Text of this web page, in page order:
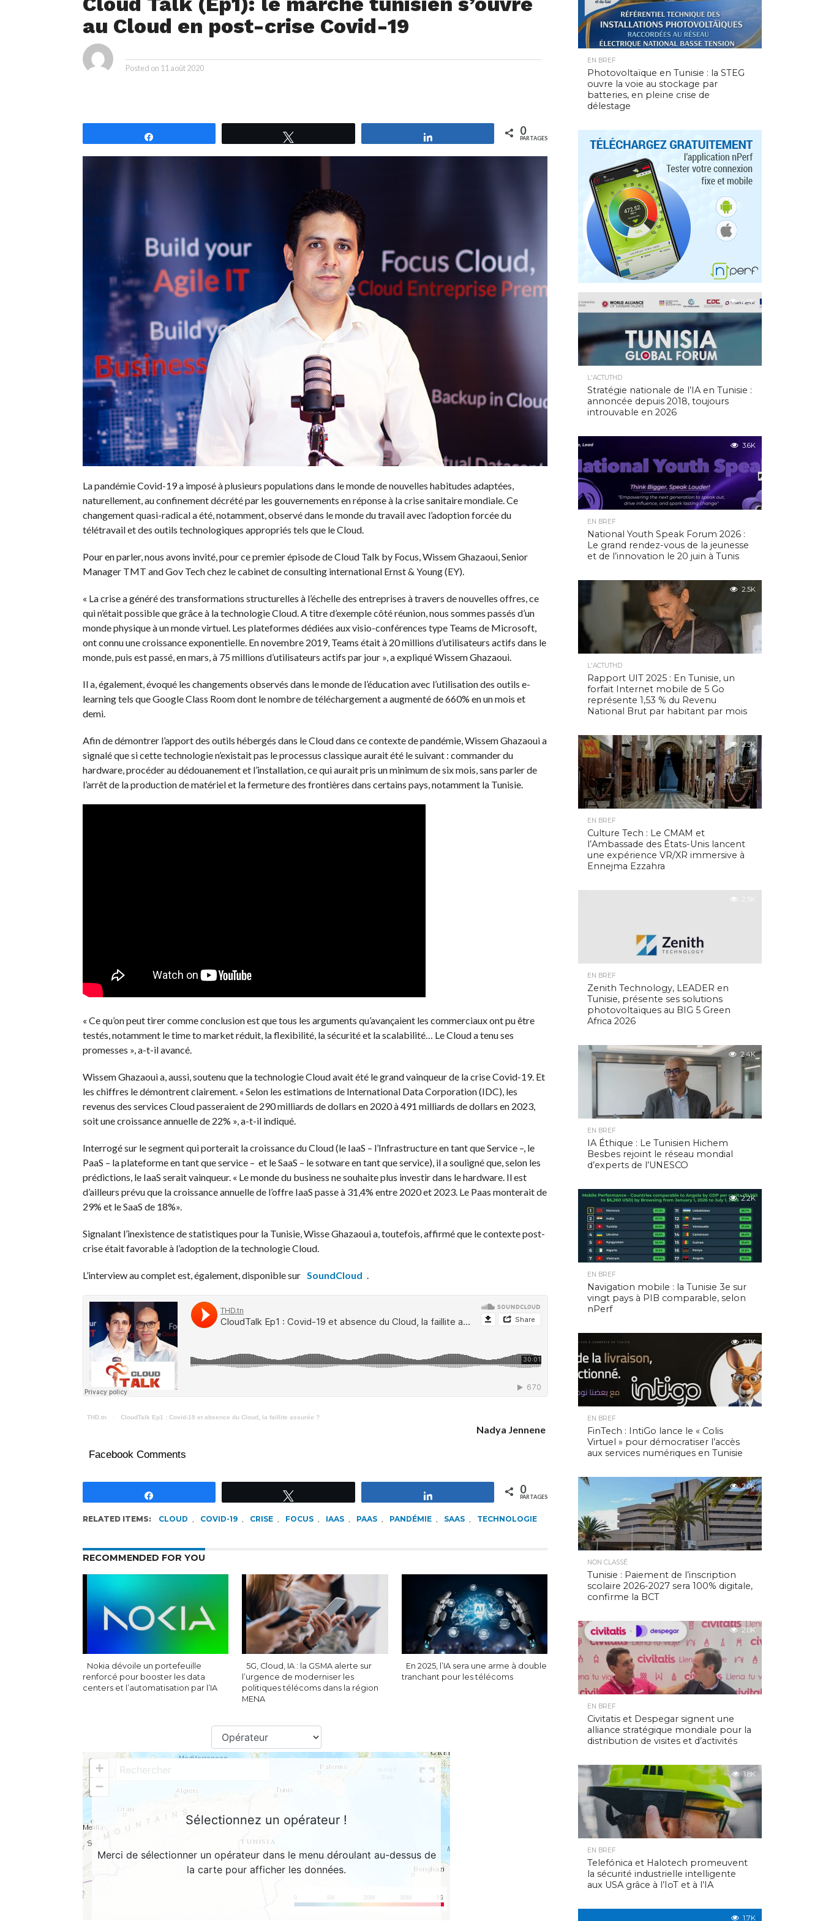
au Cloud en post-crise Covid-19
Posted on 11 août 2020
0
PARTAGES
La pandémie Covid-19 a imposé à plusieurs populations dans le monde de nouvelles habitudes adaptées,
naturellement, au confinement décrété par les gouvernements en réponse à la crise sanitaire mondiale. Ce
changement quasi-radical a été, notamment, observé dans le monde du travail avec l’adoption forcée du
télétravail et des outils technologiques appropriés tels que le Cloud.
Pour en parler, nous avons invité, pour ce premier épisode de Cloud Talk by Focus, Wissem Ghazaoui, Senior
Manager TMT and Gov Tech chez le cabinet de consulting international Ernst & Young (EY).
« La crise a généré des transformations structurelles à l’échelle des entreprises à travers de nouvelles offres, ce
qui n’était possible que grâce à la technologie Cloud. A titre d’exemple côté réunion, nous sommes passés d’un
monde physique à un monde virtuel. Les plateformes dédiées aux visio-conférences type Teams de Microsoft,
ont connu une croissance exponentielle. En novembre 2019, Teams était à 20 millions d’utilisateurs actifs dans le
monde, puis est passé, en mars, à 75 millions d’utilisateurs actifs par jour », a expliqué Wissem Ghazaoui.
Il a, également, évoqué les changements observés dans le monde de l’éducation avec l’utilisation des outils e-
learning tels que Google Class Room dont le nombre de téléchargement a augmenté de 660% en un mois et
demi.
Afin de démontrer l’apport des outils hébergés dans le Cloud dans ce contexte de pandémie, Wissem Ghazaoui a
signalé que si cette technologie n’existait pas le processus classique aurait été le suivant : commander du
hardware, procéder au dédouanement et l’installation, ce qui aurait pris un minimum de six mois, sans parler de
l’arrêt de la production de matériel et la fermeture des frontières dans certains pays, notamment la Tunisie.
« Ce qu’on peut tirer comme conclusion est que tous les arguments qu’avançaient les commerciaux ont pu être
testés, notamment le time to market réduit, la flexibilité, la sécurité et la scalabilité… Le Cloud a tenu ses
promesses », a-t-il avancé.
Wissem Ghazaoui a, aussi, soutenu que la technologie Cloud avait été le grand vainqueur de la crise Covid-19. Et
les chiffres le démontrent clairement. « Selon les estimations de International Data Corporation (IDC), les
revenus des services Cloud passeraient de 290 milliards de dollars en 2020 à 491 milliards de dollars en 2023,
soit une croissance annuelle de 22% », a-t-il indiqué.
Interrogé sur le segment qui porterait la croissance du Cloud (le IaaS – l’Infrastructure en tant que Service –, le
PaaS – la plateforme en tant que service – et le SaaS – le sotware en tant que service), il a souligné que, selon les
prédictions, le IaaS serait vainqueur. « Le monde du business ne souhaite plus investir dans le hardware. Il est
d’ailleurs prévu que la croissance annuelle de l’offre IaaS passe à 31,4% entre 2020 et 2023. Le Paas monterait de
29% et le SaaS de 18%».
Signalant l’inexistence de statistiques pour la Tunisie, Wisse Ghazaoui a, toutefois, affirmé que le contexte post-
crise était favorable à l’adoption de la technologie Cloud.
L’interview au complet est, également, disponible sur SoundCloud .
THD.tn · CloudTalk Ep1 : Covid-19 et absence du Cloud, la faillite assurée ?
Nadya Jennene
Facebook Comments
0
PARTAGES
RELATED ITEMS: CLOUD , COVID-19 , CRISE , FOCUS , IAAS , PAAS , PANDÉMIE , SAAS , TECHNOLOGIE
RECOMMENDED FOR YOU
Nokia dévoile un portefeuille
renforcé pour booster les data
centers et l’automatisation par l’IA
5G, Cloud, IA : la GSMA alerte sur
l’urgence de moderniser les
politiques télécoms dans la région
MENA
En 2025, l’IA sera une arme à double
tranchant pour les télécoms
EN BREF
Photovoltaïque en Tunisie : la STEG
ouvre la voie au stockage par
batteries, en pleine crise de
délestage
4.9K
L'ACTUTHD
Stratégie nationale de l’IA en Tunisie :
annoncée depuis 2018, toujours
introuvable en 2026
3.6K
EN BREF
National Youth Speak Forum 2026 :
Le grand rendez-vous de la jeunesse
et de l’innovation le 20 juin à Tunis
2.5K
L'ACTUTHD
Rapport UIT 2025 : En Tunisie, un
forfait Internet mobile de 5 Go
représente 1,53 % du Revenu
National Brut par habitant par mois
2.5K
EN BREF
Culture Tech : Le CMAM et
l’Ambassade des États-Unis lancent
une expérience VR/XR immersive à
Ennejma Ezzahra
2.5K
EN BREF
Zenith Technology, LEADER en
Tunisie, présente ses solutions
photovoltaïques au BIG 5 Green
Africa 2026
2.4K
EN BREF
IA Éthique : Le Tunisien Hichem
Besbes rejoint le réseau mondial
d’experts de l’UNESCO
2.2K
EN BREF
Navigation mobile : la Tunisie 3e sur
vingt pays à PIB comparable, selon
nPerf
2.1K
EN BREF
FinTech : IntiGo lance le « Colis
Virtuel » pour démocratiser l’accès
aux services numériques en Tunisie
2.0K
NON CLASSÉ
Tunisie : Paiement de l’inscription
scolaire 2026-2027 sera 100% digitale,
confirme la BCT
2.0K
EN BREF
Civitatis et Despegar signent une
alliance stratégique mondiale pour la
distribution de visites et d’activités
1.8K
EN BREF
Telefónica et Halotech promeuvent
la sécurité industrielle intelligente
aux USA grâce à l’IoT et à l’IA
1.7K